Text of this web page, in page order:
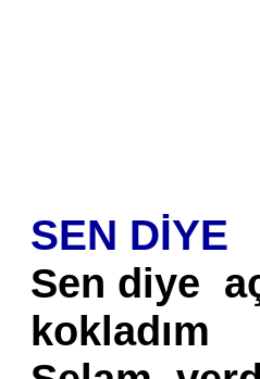
SEN DİYE
Sen diye
kokladım